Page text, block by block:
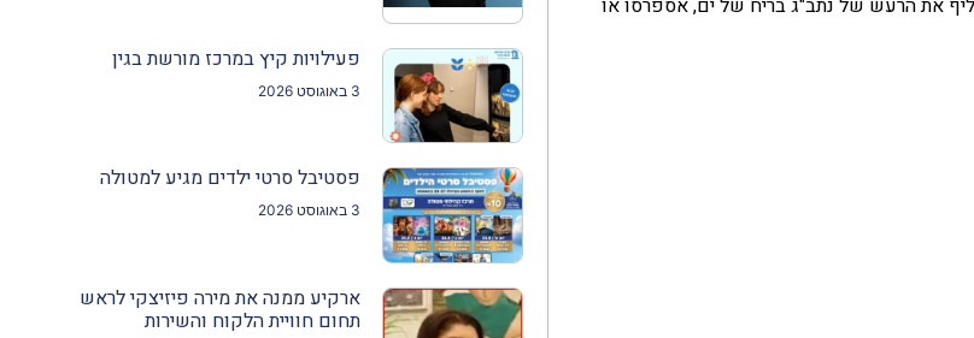
את הרעש של נתב"ג בריח של ים, אספרסו או
פעילויות קיץ במרכז מורשת בגין
3 באוגוסט 2026
פסטיבל סרטי ילדים מגיע למטולה
3 באוגוסט 2026
ארקיע ממנה את מירה פיזיצקי לראש
תחום חוויית הלקוח והשירות